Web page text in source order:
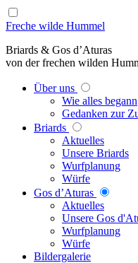
Freche wilde Hummel
Briards & Gos d’Aturas
von der frechen wilden
Über uns
Wie alles begann
Gedanken zur
Briards
Aktuelles
Unsere Briards
Wurfplanung
Würfe
Gos d’Aturas
Aktuelles
Unsere Gos
Wurfplanung
Würfe
Bildergalerie